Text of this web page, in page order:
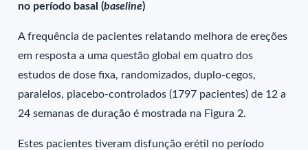
no período basal (baseline)
A frequência de pacientes relatando melhora de ereções
em resposta a uma questão global em quatro dos
estudos de dose fixa, randomizados, duplo-cegos,
paralelos, placebo-controlados (1797 pacientes) de 12 a
24 semanas de duração é mostrada na Figura 2.
Estes pacientes tiveram disfunção erétil no período